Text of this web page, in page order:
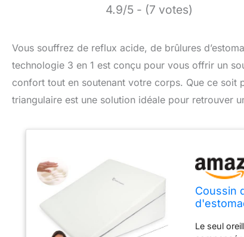
4.9/5 - (7 votes)
Vous souffrez de reflux acide, de brûlures
technologie 3 en 1 est conçu pour vous offrir un
confort tout en soutenant votre corps. Que ce
triangulaire est une solution idéale pour retrouver
Coussin
pour
Le seul